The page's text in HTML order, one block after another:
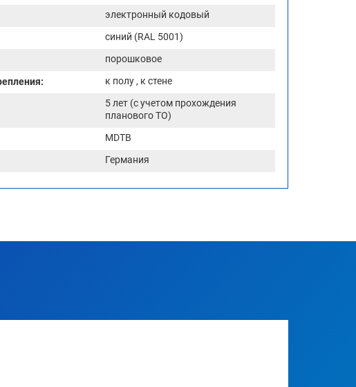
электронный кодовый
синий (RAL 5001)
порошковое
к полу , к стене
5 лет (с учетом прохождения
планового ТО)
MDTB
Германия